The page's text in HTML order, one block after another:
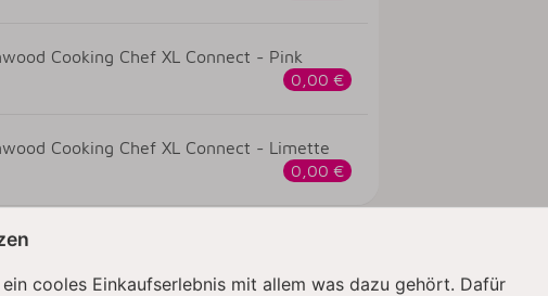
Cooking Chef XL Connect - Pink
0,00 €
Cooking Chef XL Connect - Limette
0,00 €
cooles Einkaufserlebnis mit allem was dazu gehört. Dafür